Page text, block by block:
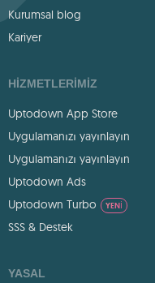
Kurumsal blog
Kariyer
HIZMETLERIMIZ
Uptodown App Store
Uygulamanızı yayınlayın
Uygulamanızı yayınlayın
Uptodown Ads
Uptodown Turbo
YENI
SSS & Destek
YASAL